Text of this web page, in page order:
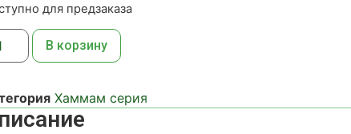
для предзаказа
В корзину
Хаммам серия